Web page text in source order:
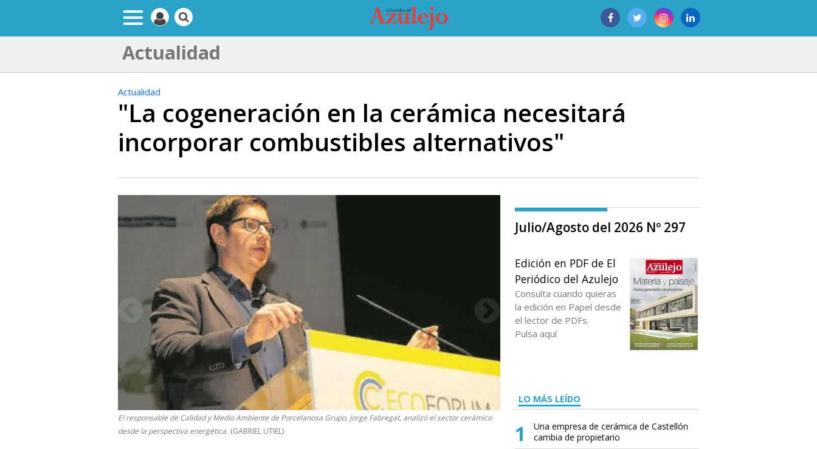
Actualidad
Actualidad
"La cogeneración en la cerámica necesitará
incorporar combustibles alternativos"
El responsable de Calidad y Medio Ambiente de Porcelanosa Grupo, Jorge Fabregat, analizó el sector cerámico
desde la perspectiva energética. (GABRIEL UTIEL)
Julio/Agosto del 2026 Nº 297
Edición en PDF de El
Periódico del Azulejo
Consulta cuando quieras
la edición en Papel desde
el lector de PDFs.
Pulsa aquí
LO MÁS LEÍDO
1
Una empresa de cerámica de Castellón
cambia de propietario